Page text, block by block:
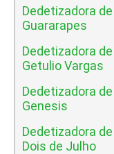
Dedetizadora
Guararapes
Dedetizadora
Getulio Vargas
Dedetizadora
Genesis
Dedetizadora
Dois de Julho